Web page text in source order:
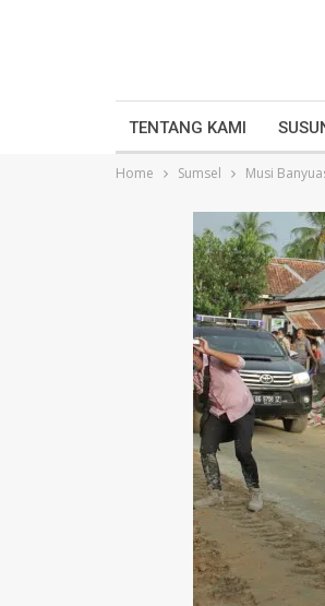
TENTANG KAMI
Home Sumsel Musi